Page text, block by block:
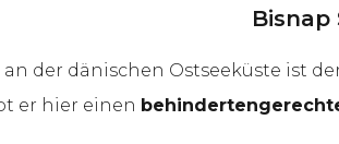
Bisnap
der dänischen Ostseeküste ist
er hier einen